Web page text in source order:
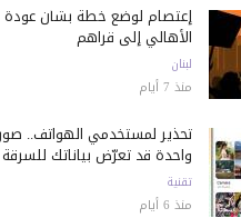
إعتصام لوضع خطة بشأن عودة
الأهالي إلى قراهم
لبنان
منذ 7 أيام
تحذير لمستخدمي الهواتف..
واحدة قد تعرّض بياناتك للسرقة
تقنية
منذ 6 أيام